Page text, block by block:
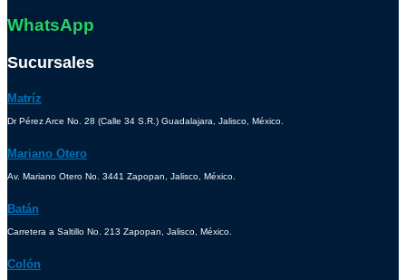
WhatsApp
Sucursales
Matríz
Dr Pérez Arce No. 28 (Calle 34 S.R.) Guadalajara, Jalisco, México.
Mariano Otero
Av. Mariano Otero No. 3441 Zapopan, Jalisco, México.
Batán
Carretera a Saltillo No. 213 Zapopan, Jalisco, México.
Colón